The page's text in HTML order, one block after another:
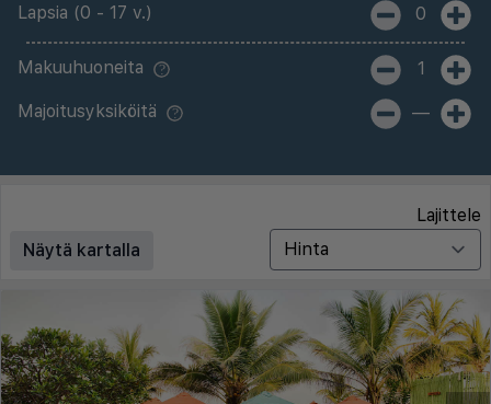
Lapsia (0 - 17 v.) 0
Makuuhuoneita 1
Majoitusyksiköitä —
Näytä kartalla
Lajittele